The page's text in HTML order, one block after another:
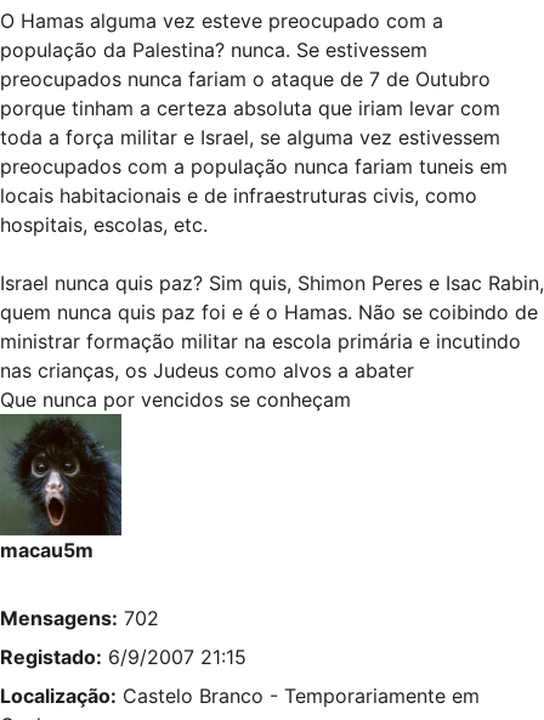
O Hamas alguma vez esteve preocupado com a
população da Palestina? nunca. Se estivessem
preocupados nunca fariam o ataque de 7 de Outubro
porque tinham a certeza absoluta que iriam levar com
toda a força militar e Israel, se alguma vez estivessem
preocupados com a população nunca fariam tuneis em
locais habitacionais e de infraestruturas civis, como
hospitais, escolas, etc.
Israel nunca quis paz? Sim quis, Shimon Peres e Isac Rabin,
quem nunca quis paz foi e é o Hamas. Não se coibindo de
ministrar formação militar na escola primária e incutindo
nas crianças, os Judeus como alvos a abater
Que nunca por vencidos se conheçam
macau5m
Mensagens: 702
Registado: 6/9/2007 21:15
Localização: Castelo Branco - Temporariamente em